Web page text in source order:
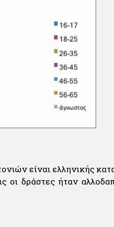
είναι ελληνικής
δράστες ήταν